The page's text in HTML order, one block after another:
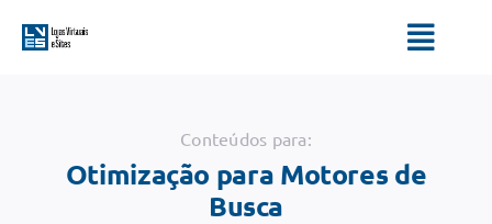
para
SERVIÇOS
Conteúdos para:
Otimização para Motores de
Busca